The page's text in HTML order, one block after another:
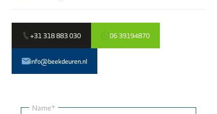
+31 318 883 030 06 39194870
info@beekdeuren.nl
Name*